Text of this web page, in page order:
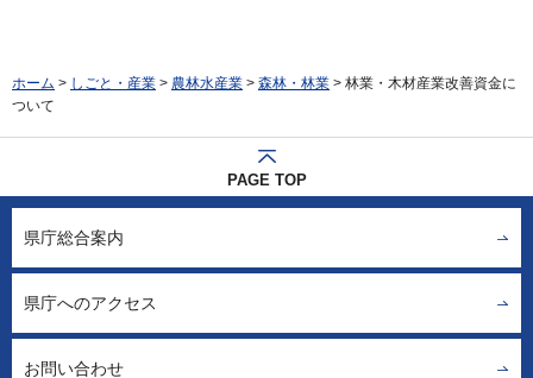
ホーム > しごと・産業 > 農林水産業 > 森林・林業 > 林業・木材産業改善資金に
ついて
PAGE TOP
県庁総合案内
県庁へのアクセス
お問い合わせ